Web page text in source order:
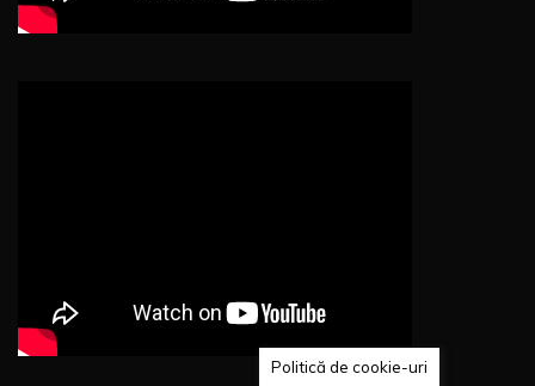
Politică de cookie-uri